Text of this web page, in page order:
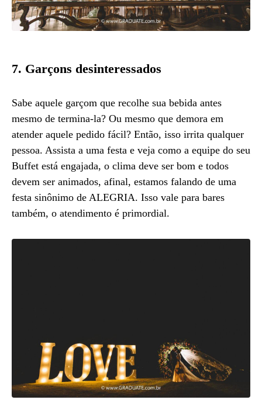
7. Garçons desinteressados
Sabe aquele garçom que recolhe sua bebida antes
mesmo de termina-la? Ou mesmo que demora em
atender aquele pedido fácil? Então, isso irrita qualquer
pessoa. Assista a uma festa e veja como a equipe do seu
Buffet está engajada, o clima deve ser bom e todos
devem ser animados, afinal, estamos falando de uma
festa sinônimo de ALEGRIA. Isso vale para bares
também, o atendimento é primordial.